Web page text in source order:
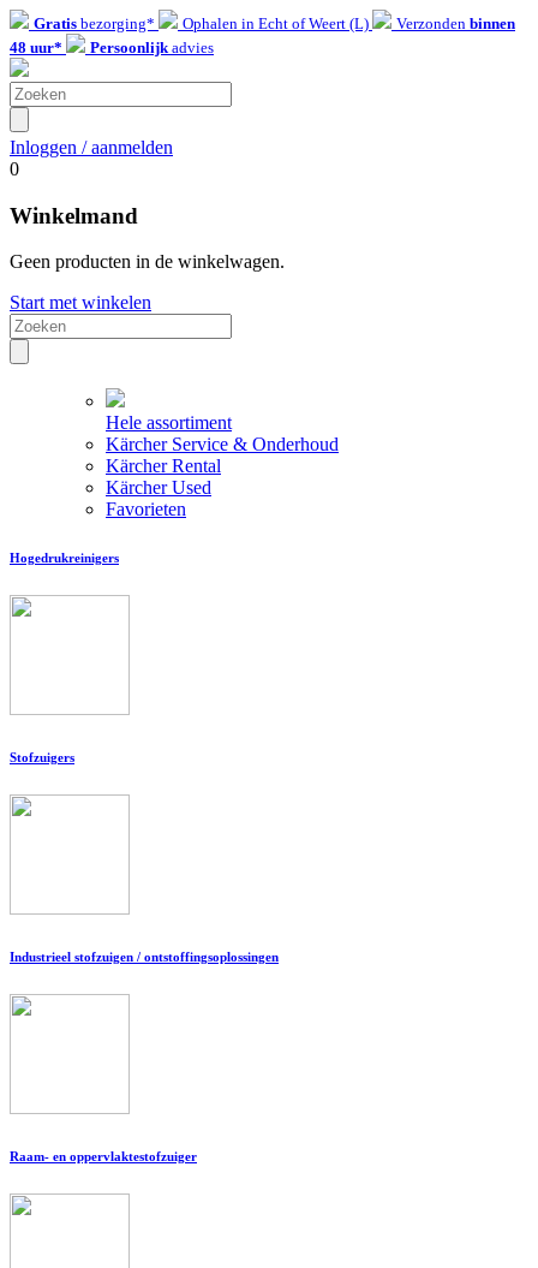
Gratis bezorging* Ophalen in Echt of Weert (L) Verzonden binnen
48 uur*
Persoonlijkadvies
Inloggen / aanmelden
0
Winkelmand
Geen producten in de winkelwagen.
Start met winkelen
Hele assortiment
Kärcher Service & Onderhoud
Kärcher Rental
Kärcher Used
Favorieten
Hogedrukreinigers
Stofzuigers
Industrieel stofzuigen / ontstoffingsoplossingen
Raam- en oppervlaktestofzuiger